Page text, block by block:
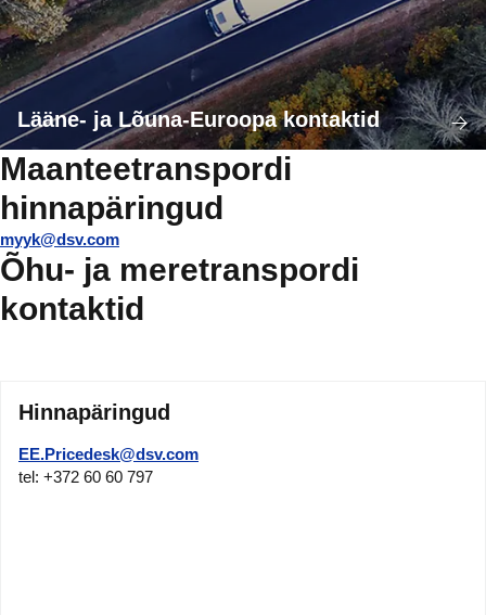
Lääne- ja Lõuna-Euroopa kontaktid
Maanteetranspordi
hinnapäringud
myyk@dsv.com
Õhu- ja meretranspordi
kontaktid
Hinnapäringud
EE.Pricedesk@dsv.com
tel: +372 60 60 797